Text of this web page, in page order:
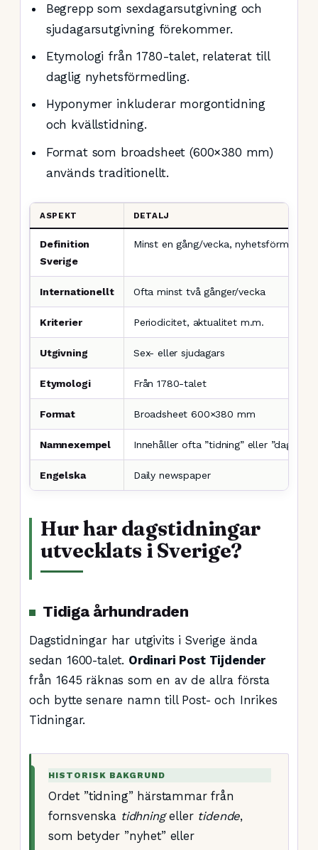
Begrepp som sexdagarsutgivning och
sjudagarsutgivning förekommer.
Etymologi från 1780-talet, relaterat till
daglig nyhetsförmedling.
Hyponymer inkluderar morgontidning
och kvällstidning.
Format som broadsheet (600×380 mm)
används traditionellt.
ASPEKT DETALJ
Definition
Sverige
Minst en gång/vecka, nyhetsförmedling
Internationellt Ofta minst två gånger/vecka
Kriterier Periodicitet, aktualitet m.m.
Utgivning Sex- eller sjudagars
Etymologi Från 1780-talet
Format Broadsheet 600×380 mm
Namnexempel Innehåller ofta ”tidning” eller ”dagblad”
Engelska Daily newspaper
Hur har dagstidningar
utvecklats i Sverige?
Tidiga århundraden
Dagstidningar har utgivits i Sverige ända
sedan 1600-talet. Ordinari Post Tijdender
från 1645 räknas som en av de allra första
och bytte senare namn till Post- och Inrikes
Tidningar.
HISTORISK BAKGRUND
Ordet ”tidning” härstammar från
fornsvenska tidhningeller tidende,
som betyder ”nyhet” eller